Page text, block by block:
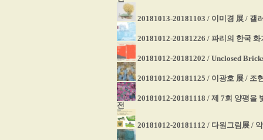
20181013-20181103 / 이미경 展 / 갤
20181012-20181226 / 파리의 한국
20181012-20181202 / Unclosed
20181012-20181125 / 이광호 展 / 조
20181012-20181118 / 제 7회 양평을
전
20181012-20181112 / 다원그림展 /